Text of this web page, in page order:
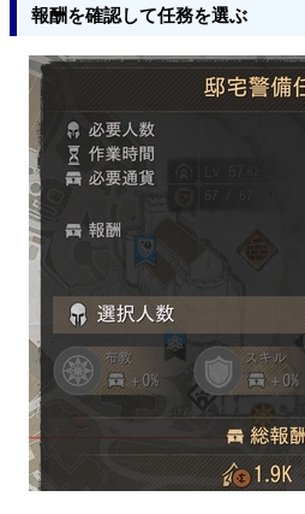
報酬を確認して任務を選ぶ